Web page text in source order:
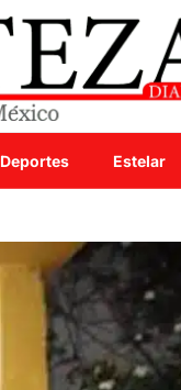
Deportes Estelar